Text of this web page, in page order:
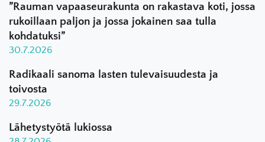
”Rauman vapaaseurakunta on rakastava koti, jossa
rukoillaan paljon ja jossa jokainen saa tulla
kohdatuksi”
30.7.2026
Radikaali sanoma lasten tulevaisuudesta ja
toivosta
29.7.2026
Lähetystyötä lukiossa